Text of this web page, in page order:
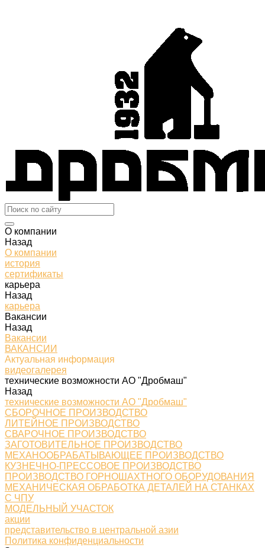
О компании
Назад
О компании
история
сертификаты
карьера
Назад
карьера
Вакансии
Назад
Вакансии
ВАКАНСИИ
Актуальная информация
видеогалерея
технические возможности АО "Дробмаш"
Назад
технические возможности АО "Дробмаш"
СБОРОЧНОЕ ПРОИЗВОДСТВО
ЛИТЕЙНОЕ ПРОИЗВОДСТВО
СВАРОЧНОЕ ПРОИЗВОДСТВО
ЗАГОТОВИТЕЛЬНОЕ ПРОИЗВОДСТВО
МЕХАНООБРАБАТЫВАЮЩЕЕ ПРОИЗВОДСТВО
КУЗНЕЧНО-ПРЕССОВОЕ ПРОИЗВОДСТВО
ПРОИЗВОДСТВО ГОРНОШАХТНОГО ОБОРУДОВАНИЯ
МЕХАНИЧЕСКАЯ ОБРАБОТКА ДЕТАЛЕЙ НА СТАНКАХ
С ЧПУ
МОДЕЛЬНЫЙ УЧАСТОК
акции
представительство в центральной азии
Политика конфиденциальности